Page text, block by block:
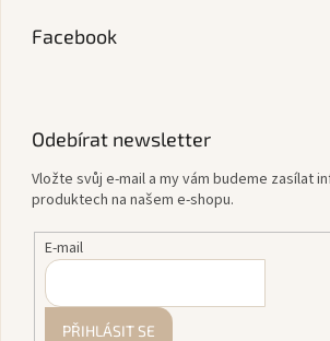
Facebook
Odebírat newsletter
Vložte svůj e-mail a my vám budeme zasílat
produktech na našem e-shopu.
E-mail
PŘIHLÁSIT SE